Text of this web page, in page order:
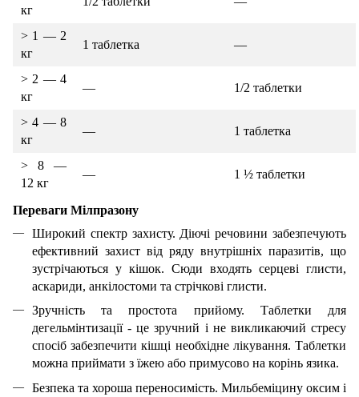
кг
> 1 — 2
кг
1 таблетка —
> 2 — 4
кг
— 1/2 таблетки
> 4 — 8
кг
— 1 таблетка
> 8 —
12 кг
— 1 ½ таблетки
Переваги Мілпразону
Широкий спектр захисту. Діючі речовини забезпечують
ефективний захист від ряду внутрішніх паразитів, що
зустрічаються у кішок. Сюди входять серцеві глисти,
аскариди, анкілостоми та стрічкові глисти.
Зручність та простота прийому. Таблетки для
дегельмінтизації - це зручний і не викликаючий стресу
спосіб забезпечити кішці необхідне лікування. Таблетки
можна приймати з їжею або примусово на корінь язика.
Безпека та хороша переносимість. Мильбеміцину оксим і